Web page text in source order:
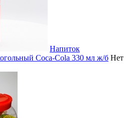
Напиток
Coca-Cola 330 мл ж/б Нет